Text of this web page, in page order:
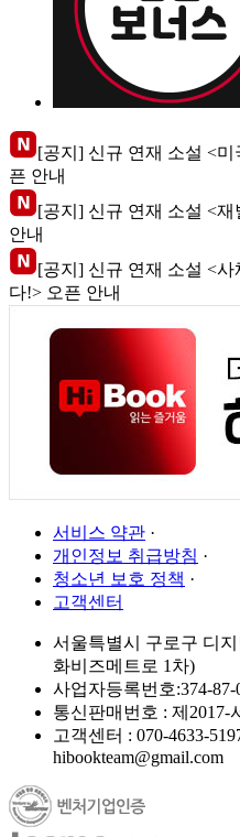
[공지] 신규 연재 소설 <미
픈 안내
[공지] 신규 연재 소설 <
안내
[공지] 신규 연재 소설 <
다!> 오픈 안내
서비스 약관 ·
개인정보 취급방침 ·
청소년 보호 정책 ·
고객센터
서울특별시 구로구 디
화비즈메트로 1차)
사업자등록번호:374-87-
통신판매번호 : 제2017-
고객센터 : 070-4633-
hibookteam@gmail.com